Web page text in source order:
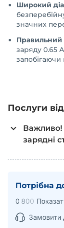
Широкий
значних
Правильний
заряду 0.65
Послуги
Важливо!
зарядні
тощо)
упаковку, а
Якщо ви
обладнанні, і
Потрібна
0 800
Замовити